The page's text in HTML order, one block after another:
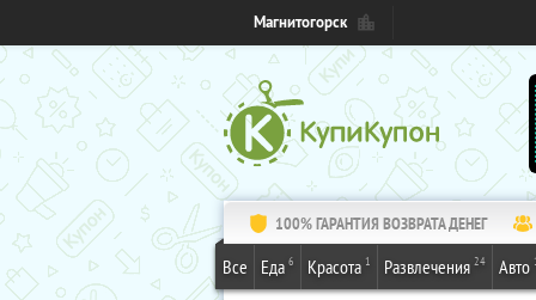
Магнитогорск
100% ГАРАНТИЯ ВОЗВРАТА ДЕНЕГ
Все Еда 6 Красота 1 Развлечения 24 Авто